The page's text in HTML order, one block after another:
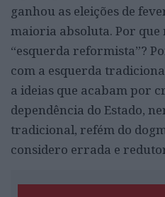
ganhou as eleições de
maioria absoluta. Por que
“esquerda reformista”?
com a esquerda
a ideias que acabam por
dependência do Estado,
tradicional, refém do
considero errada e